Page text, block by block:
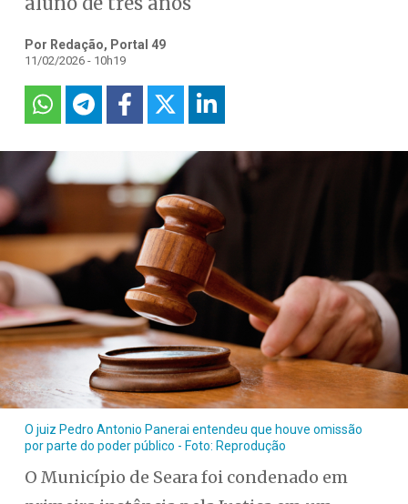
Por Redação, Portal 49
11/02/2026 - 10h19
O juiz Pedro Antonio Panerai entendeu que houve omissão
por parte do poder público - Foto: Reprodução
O Município de Seara foi condenado em